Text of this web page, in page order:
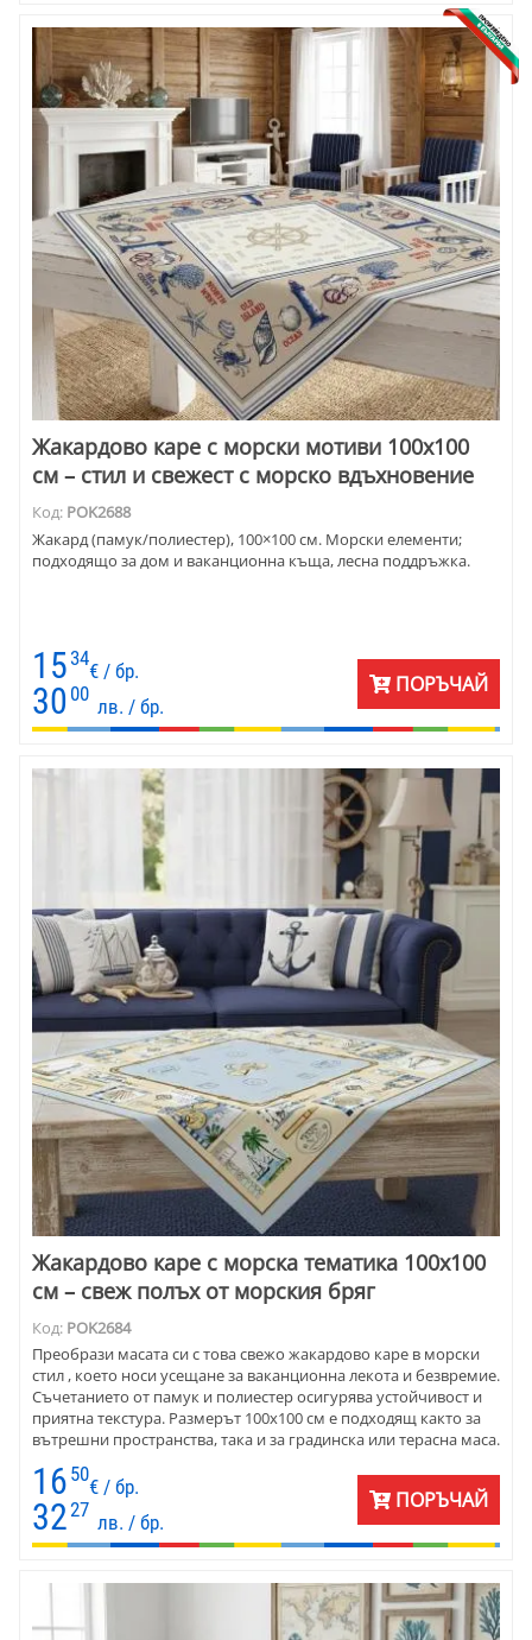
Жакардово каре с морски мотиви 100x100
см – стил и свежест с морско вдъхновение
Код: POK2688
Жакард (памук/полиестер), 100×100 см. Морски елементи;
подходящо за дом и ваканционна къща, лесна поддръжка.
15 34
€ / бр.
30 00
лв. / бр.
ПОРЪЧАЙ
Жакардово каре с морска тематика 100х100
см – свеж полъх от морския бряг
Код: POK2684
Преобрази масата си с това свежо жакардово каре в морски
стил , което носи усещане за ваканционна лекота и безвремие.
Съчетанието от памук и полиестер осигурява устойчивост и
приятна текстура. Размерът 100х100 см е подходящ както за
вътрешни пространства, така и за градинска или терасна маса.
прекрасно допълнение към интериори с крайморски или
модерен привкус. Подходящо за ежедневна употреба, и с
визия, която прави всяка среща около масата по-специална.
16 50
€ / бр.
3227
лв. / бр.
ПОРЪЧАЙ